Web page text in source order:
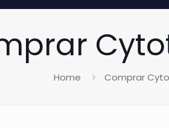
Home Comprar